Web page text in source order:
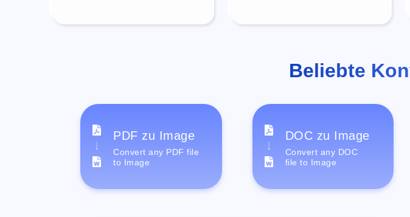
Beliebte
PDF zu Image
Convert any PDF file
to Image
DOC zu Image
Convert any DOC
file to Image